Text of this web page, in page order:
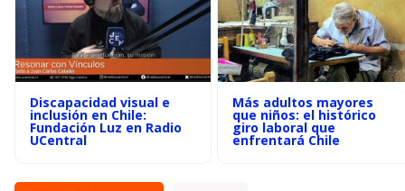
Discapacidad visual e
inclusión en Chile:
Fundación Luz en Radio
UCentral
Más adultos mayores
que niños: el histórico
giro laboral que
enfrentará Chile